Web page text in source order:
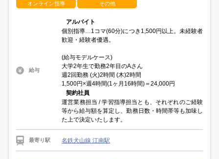
オンライン指導 その他
給与
アルバイト
個別指導…1コマ(60分)につき1,500円以上。未経験者
歓迎・経験者優遇。
(給与モデルケース)
大学2年生で勤務2年目のAさん
週2回勤務 (火)2時間 (木)2時間
1,500円×週4時間(1ヶ月16時間)＝24,000円
契約社員
運営業務担当 / 学習指導担当とも、それぞれのご経験
等から給与額を算定し、勤務日数・時間帯等も加味し
た上で決定いたします。
最寄り駅 名鉄犬山線 江南駅